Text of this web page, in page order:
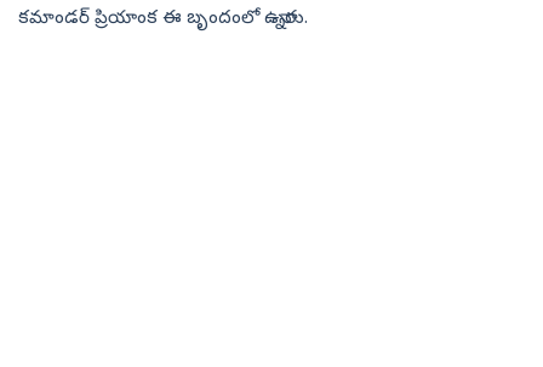
కమాండర్‌ ప్రియాంక ఈ బృందంలో ఉన్నారు.